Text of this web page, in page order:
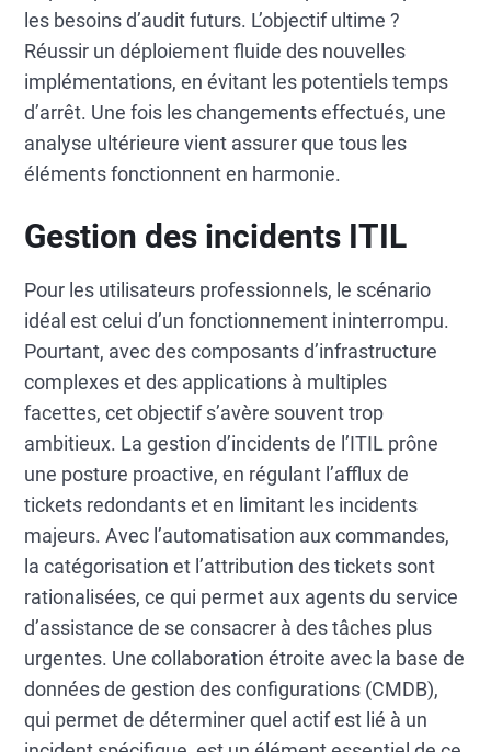
les besoins d’audit futurs. L’objectif ultime ?
Réussir un déploiement fluide des nouvelles
implémentations, en évitant les potentiels temps
d’arrêt. Une fois les changements effectués, une
analyse ultérieure vient assurer que tous les
éléments fonctionnent en harmonie.
Gestion des incidents ITIL
Pour les utilisateurs professionnels, le scénario
idéal est celui d’un fonctionnement ininterrompu.
Pourtant, avec des composants d’infrastructure
complexes et des applications à multiples
facettes, cet objectif s’avère souvent trop
ambitieux. La gestion d’incidents de l’ITIL prône
une posture proactive, en régulant l’afflux de
tickets redondants et en limitant les incidents
majeurs. Avec l’automatisation aux commandes,
la catégorisation et l’attribution des tickets sont
rationalisées, ce qui permet aux agents du service
d’assistance de se consacrer à des tâches plus
urgentes. Une collaboration étroite avec la base de
données de gestion des configurations (CMDB),
qui permet de déterminer quel actif est lié à un